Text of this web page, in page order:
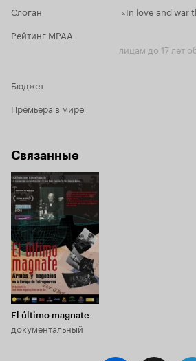
цензуру, где
злобные русскиееё бдят. Я
половина фильма посвящена тому, как
советский чекист ищет кого бы
которой сообщил журналист Стир, сразу
правду ведь, правда?
Слоган
«In love and war
Рейтинг MPAA
лицам до 17 лет
Бюджет
Премьера в мире
Связанные
El último magnate
документальный